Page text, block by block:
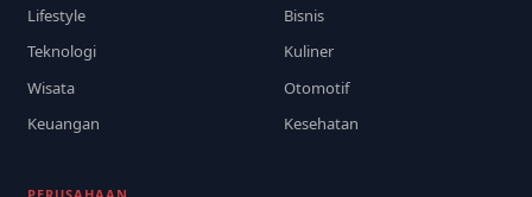
Lifestyle
Teknologi
Wisata
Keuangan
Bisnis
Kuliner
Otomotif
Kesehatan